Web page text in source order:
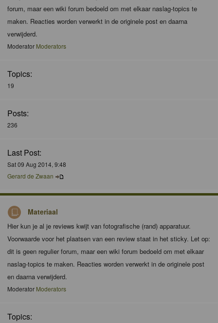
forum, maar een wiki forum bedoeld om met elkaar naslag-topics te
maken. Reacties worden verwerkt in de originele post en daarna
verwijderd.
Moderator Moderators
Topics:
19
Posts:
236
Last Post:
Sat 09 Aug 2014, 9:48
Gerard de Zwaan
Materiaal
Hier kun je al je reviews kwijt van fotografische (rand) apparatuur.
Voorwaarde voor het plaatsen van een review staat in het sticky. Let op:
dit is geen regulier forum, maar een wiki forum bedoeld om met elkaar
naslag-topics te maken. Reacties worden verwerkt in de originele post
en daarna verwijderd.
Moderator Moderators
Topics: